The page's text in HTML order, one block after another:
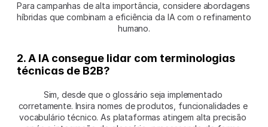
Para campanhas de alta importância, considere abordagens
híbridas que combinam a eficiência da IA com o refinamento
humano.
2. A IA consegue lidar com terminologias
técnicas de B2B?
Sim, desde que o glossário seja implementado
corretamente. Insira nomes de produtos, funcionalidades e
vocabulário técnico. As plataformas atingem alta precisão